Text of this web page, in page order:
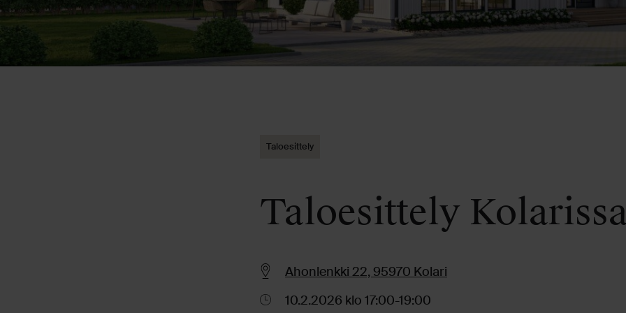
Taloesittely
Taloesittely
Ahonlenkki 22, 95970 Kolari
10.2.2026 klo 17:00-19:00